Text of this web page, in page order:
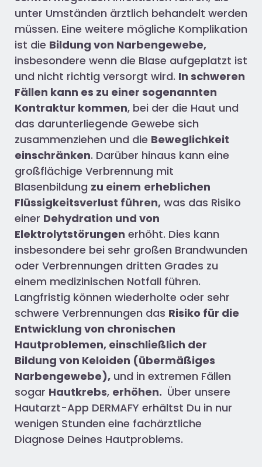
unter Umständen ärztlich behandelt werden
müssen. Eine weitere mögliche Komplikation
ist die Bildung von Narbengewebe,
insbesondere wenn die Blase aufgeplatzt ist
und nicht richtig versorgt wird. In schweren
Fällen kann es zu einer sogenannten
Kontraktur kommen, bei der die Haut und
das darunterliegende Gewebe sich
zusammenziehen und die Beweglichkeit
einschränken. Darüber hinaus kann eine
großflächige Verbrennung mit
Blasenbildung zu einem erheblichen
Flüssigkeitsverlust führen, was das Risiko
einer Dehydration und von
Elektrolytstörungen erhöht. Dies kann
insbesondere bei sehr großen Brandwunden
oder Verbrennungen dritten Grades zu
einem medizinischen Notfall führen.
Langfristig können wiederholte oder sehr
schwere Verbrennungen das Risiko für die
Entwicklung von chronischen
Hautproblemen, einschließlich der
Bildung von Keloiden (übermäßiges
Narbengewebe), und in extremen Fällen
sogar Hautkrebs, erhöhen. Über unsere
Hautarzt-App DERMAFY erhältst Du in nur
wenigen Stunden eine fachärztliche
Diagnose Deines Hautproblems.